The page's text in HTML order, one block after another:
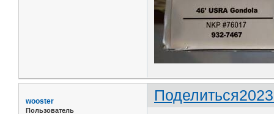
Поделиться
wooster
Пользователь